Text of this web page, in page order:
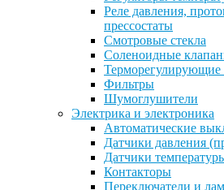
Реле давления,
прессостаты
Смотровые стекла
Соленоидные
Фильтры
Шумоглушители
Электрика и электроника
Автоматические
Датчики давления
Датчики
Контакторы
Переключатели и